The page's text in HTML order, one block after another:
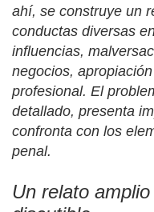
ahí, se construye un
conductas diversas
influencias,
negocios,
profesional. El
detallado, presenta
confronta con los
penal.
Un relato